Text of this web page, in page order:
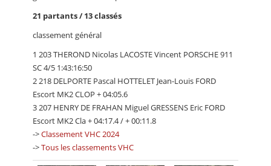
21 partants / 13 classés
classement général
1 203 THEROND Nicolas LACOSTE Vincent PORSCHE 911
SC 4/5 1:43:16:50
2 218 DELPORTE Pascal HOTTELET Jean-Louis FORD
Escort MK2 CLOP + 04:05.6
3 207 HENRY DE FRAHAN Miguel GRESSENS Eric FORD
Escort MK2 Cla + 04:17.4 / + 00:11.8
->Classement VHC 2024
->Tous les classements VHC